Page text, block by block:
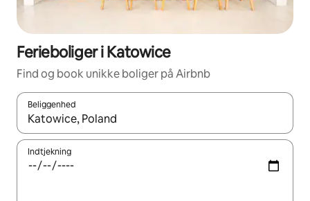
Ferieboliger i Katowice
Find og book unikke boliger på Airbnb
Beliggenhed
Når resultaterne er tilgængelige, skal du navigere med
Indtjekning